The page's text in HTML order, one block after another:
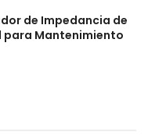
de Impedancia de
para Mantenimiento